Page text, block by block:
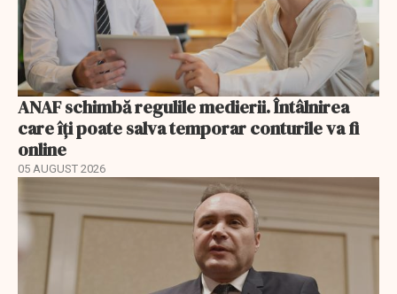
ANAF schimbă regulile medierii. Întâlnirea
care îți poate salva temporar conturile va fi
online
05 AUGUST 2026